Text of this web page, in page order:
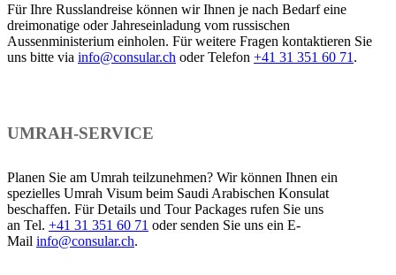
Für Ihre Russlandreise können wir Ihnen je nach Bedarf eine
dreimonatige oder Jahreseinladung vom russischen
Aussenministerium einholen. Für weitere Fragen kontaktieren Sie
uns bitte via info@consular.ch oder Telefon +41 31 351 60 71 .
UMRAH-SERVICE
Planen Sie am Umrah teilzunehmen? Wir können Ihnen ein
spezielles Umrah Visum beim Saudi Arabischen Konsulat
beschaffen. Für Details und Tour Packages rufen Sie uns
an Tel. +41 31 351 60 71 oder senden Sie uns ein E-
Mail info@consular.ch.